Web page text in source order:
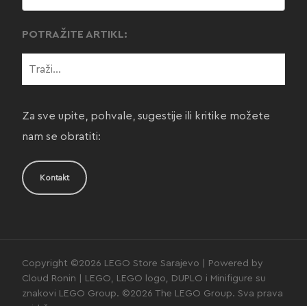
POTRAŽITE ARTIKL:
Za sve upite, pohvale, sugestije ili kritike možete
nam se obratiti:
Kontakt
Copyright ©2026 LEGO Store Sarajevo | Powered by
Cloud Ronin | LEGO, LEGO logo, DUPLO i Minifigure su
znakovi LEGO Group. ©2026 The LEGO Group. Sva prava